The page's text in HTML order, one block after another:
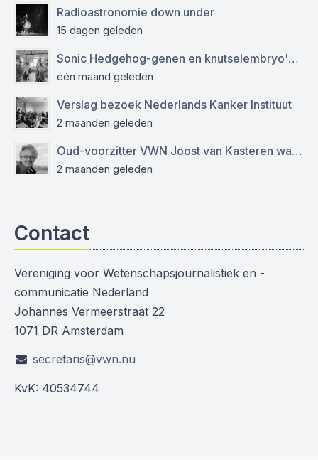
Radioastronomie down under
15 dagen geleden
Sonic Hedgehog-genen en knutselembryo's: verslag bezoek aan Sanquin
één maand geleden
Verslag bezoek Nederlands Kanker Instituut
2 maanden geleden
Oud-voorzitter VWN Joost van Kasteren was een empathische mentor en kritisch journalist
2 maanden geleden
Contact
Vereniging voor Wetenschapsjournalistiek en -
communicatie Nederland
Johannes Vermeerstraat 22
1071 DR Amsterdam
secretaris@vwn.nu
KvK: 40534744